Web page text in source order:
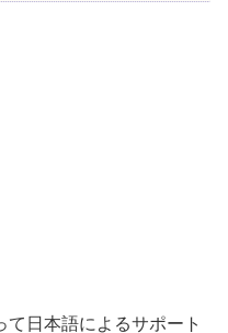
日本語によるサポート